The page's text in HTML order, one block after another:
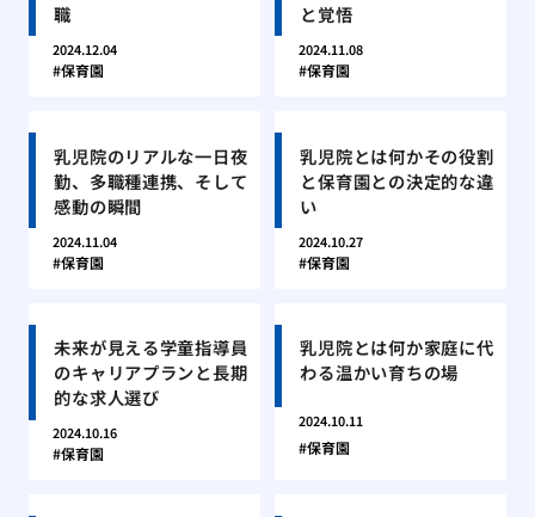
職
2024.12.04
保育園
と覚悟
2024.11.08
保育園
乳児院のリアルな一日夜
勤、多職種連携、そして
感動の瞬間
2024.11.04
保育園
乳児院とは何かその役割
と保育園との決定的な違
い
2024.10.27
保育園
未来が見える学童指導員
のキャリアプランと長期
的な求人選び
2024.10.16
保育園
乳児院とは何か家庭に代
わる温かい育ちの場
2024.10.11
保育園